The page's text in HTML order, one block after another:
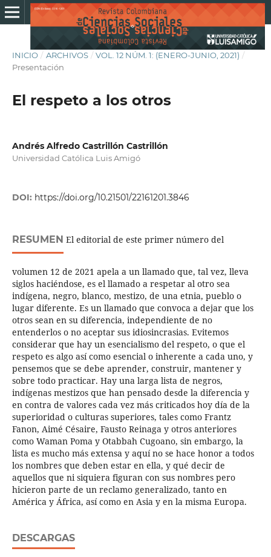
INICIO / ARCHIVOS / VOL. 12 NÚM. 1: (ENERO-JUNIO, 2021) /
Presentación
El respeto a los otros
Andrés Alfredo Castrillón Castrillón
Universidad Católica Luis Amigó
DOI: https://doi.org/10.21501/22161201.3846
RESUMEN El editorial de este primer número del
volumen 12 de 2021 apela a un llamado que, tal vez, lleva
siglos haciéndose, es el llamado a respetar al otro sea
indígena, negro, blanco, mestizo, de una etnia, pueblo o
lugar diferente. Es un llamado que convoca a dejar que los
otros sean en su diferencia, independiente de no
entenderlos o no aceptar sus idiosincrasias. Evitemos
considerar que hay un esencialismo del respeto, o que el
respeto es algo así como esencial o inherente a cada uno, y
pensemos que se debe aprender, construir, mantener y
sobre todo practicar. Hay una larga lista de negros,
indígenas mestizos que han pensado desde la diferencia y
en contra de valores cada vez más criticados hoy día de la
superioridad o culturas superiores, tales como Frantz
Fanon, Aimé Césaire, Fausto Reinaga y otros anteriores
como Waman Poma y Otabbah Cugoano, sin embargo, la
lista es mucho más extensa y aquí no se hace honor a todos
los nombres que deben estar en ella, y qué decir de
aquellos que ni siquiera figuran con sus nombres pero
hicieron parte de un reclamo generalizado, tanto en
América y África, así como en Asia y en la misma Europa.
DESCARGAS